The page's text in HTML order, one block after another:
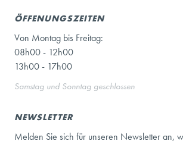
ÖFFENUNGSZEITEN
Von Montag bis Freitag:
08h00 - 12h00
13h00 - 17h00
Samstag und Sonntag geschlossen
NEWSLETTER
Melden Sie sich für unseren Newsletter an,